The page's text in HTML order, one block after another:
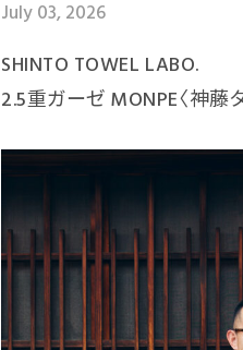
July 03, 2026
SHINTO TOWEL LABO.
2.5重ガーゼ MONPE〈神藤